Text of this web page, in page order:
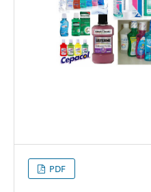
PDF